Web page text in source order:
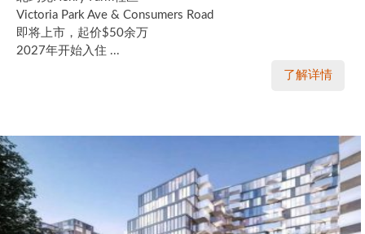
为什么移民加拿大
定居安大略省
加拿大的福利制度
Victoria Park Ave & Consumers Road
即将上市，起价$50余万
2027年开始入住 ...
了解详情